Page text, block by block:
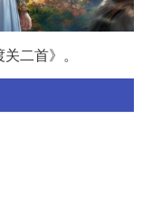
二首》。